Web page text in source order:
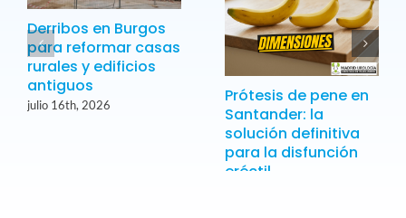
Derribos en Burgos
para reformar casas
rurales y edificios
antiguos
julio 16th, 2026
Prótesis de pene en
Santander: la
solución definitiva
para la disfunción
eréctil